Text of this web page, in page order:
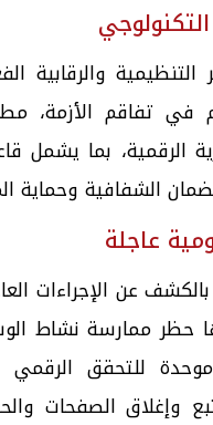
والرقابية
في تفاقم الأزمة،
الرقمية، بما يشمل
الشفافية وحماية
عاجلة
بالكشف عن الإجراءات
ممارسة نشاط
للتحقق الرقمي
وإغلاق الصفحات